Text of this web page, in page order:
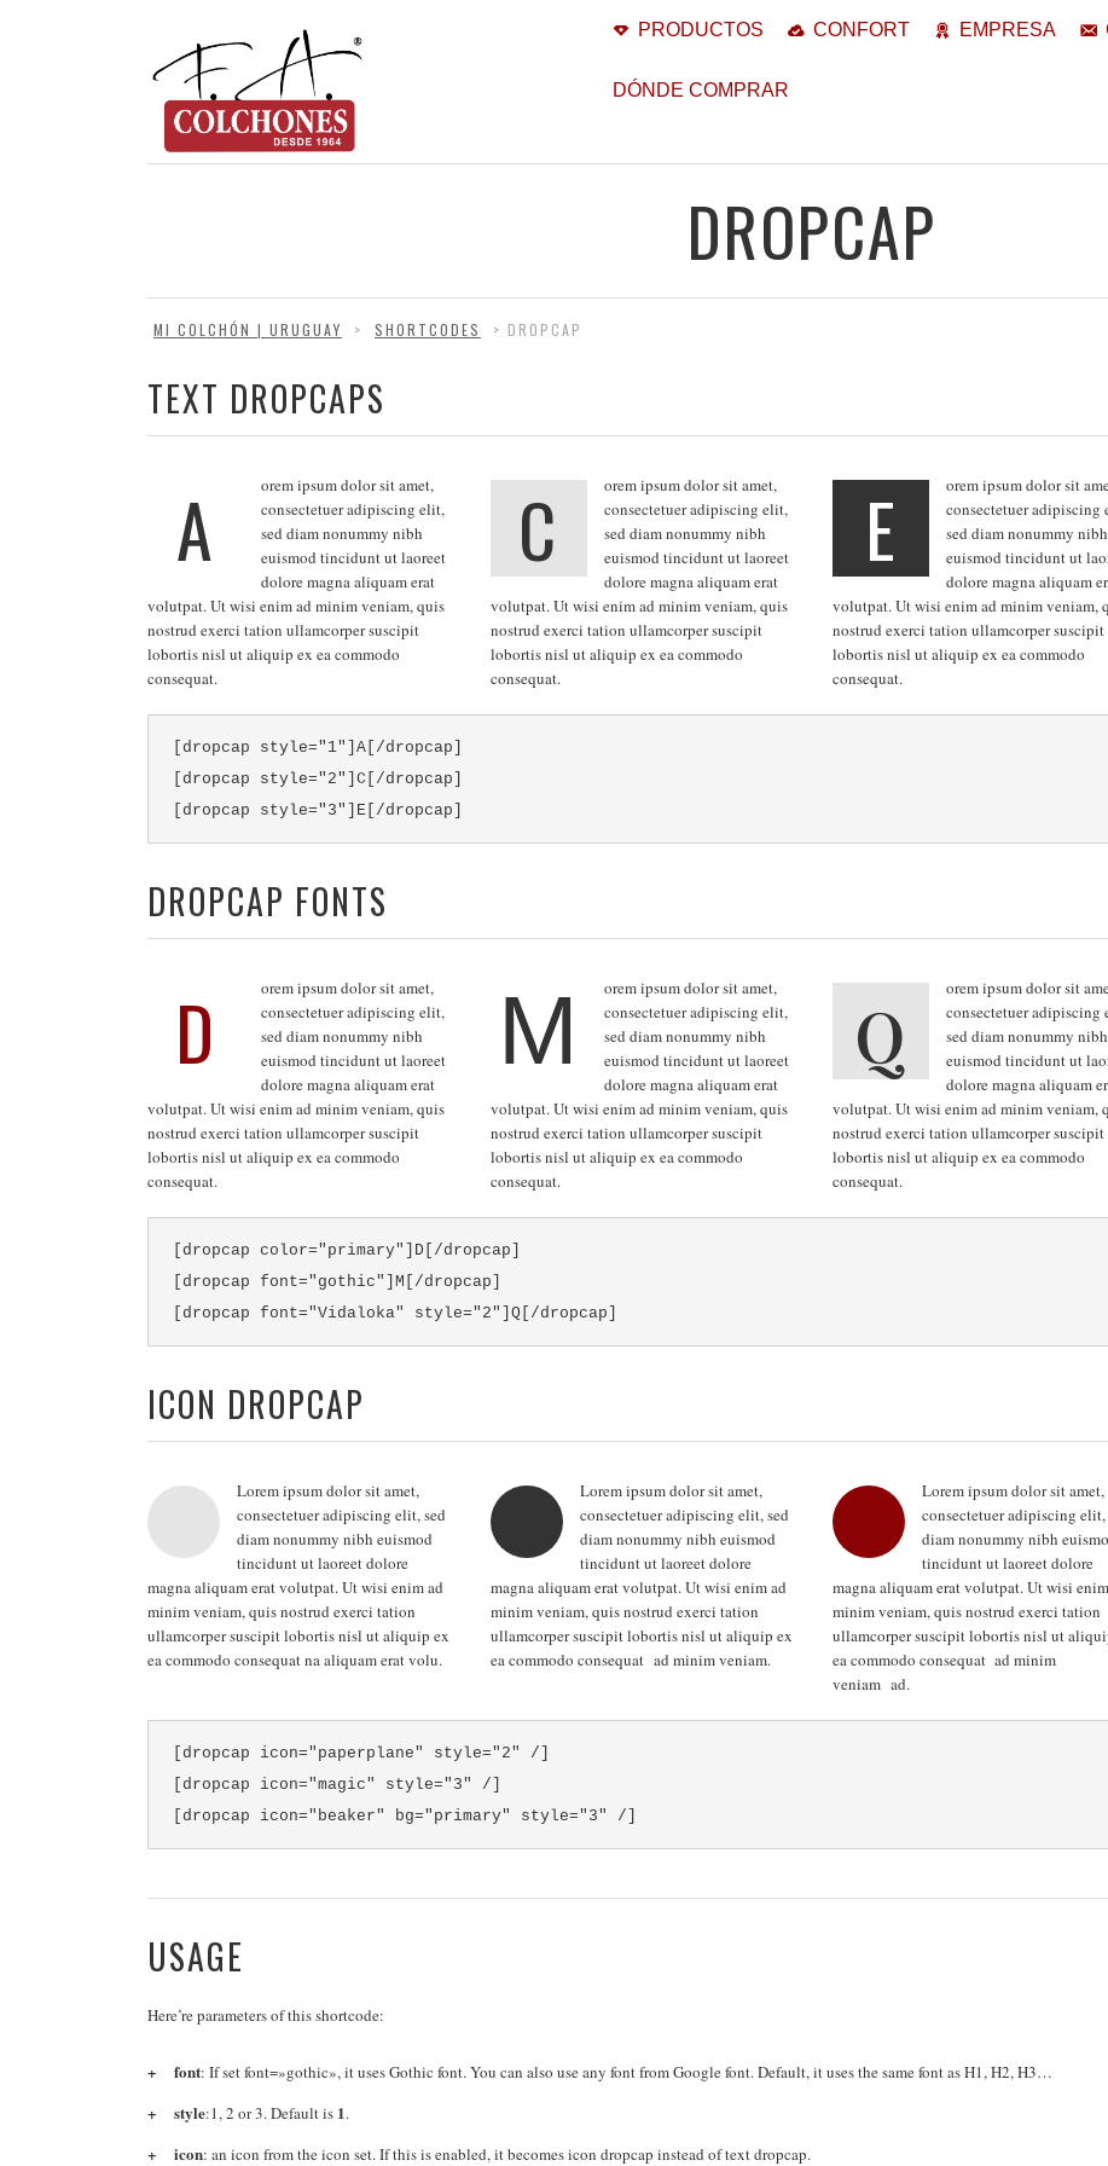
PRODUCTOS CONFORT EMPRESA
DÓNDE COMPRAR
DROPCAP
MI COLCHÓN | URUGUAY > SHORTCODES > DROPCAP
TEXT DROPCAPS
A
orem ipsum dolor sit amet,
consectetuer adipiscing elit,
sed diam nonummy nibh
euismod tincidunt ut laoreet
dolore magna aliquam erat
volutpat. Ut wisi enim ad minim veniam, quis
nostrud exerci tation ullamcorper suscipit
lobortis nisl ut aliquip ex ea commodo
consequat.
C
orem ipsum dolor sit amet,
consectetuer adipiscing elit,
sed diam nonummy nibh
euismod tincidunt ut laoreet
dolore magna aliquam erat
volutpat. Ut wisi enim ad minim veniam, quis
nostrud exerci tation ullamcorper suscipit
lobortis nisl ut aliquip ex ea commodo
consequat.
E
orem ipsum dolor sit
consectetuer adipiscing
sed diam nonummy nibh
euismod tincidunt ut
dolore magna aliquam
volutpat. Ut wisi enim ad minim veniam,
nostrud exerci tation ullamcorper suscipit
lobortis nisl ut aliquip ex ea commodo
consequat.
[dropcap style="1"]A[/dropcap]
[dropcap style="2"]C[/dropcap]
[dropcap style="3"]E[/dropcap]
DROPCAP FONTS
D
orem ipsum dolor sit amet,
consectetuer adipiscing elit,
sed diam nonummy nibh
euismod tincidunt ut laoreet
dolore magna aliquam erat
volutpat. Ut wisi enim ad minim veniam, quis
nostrud exerci tation ullamcorper suscipit
lobortis nisl ut aliquip ex ea commodo
consequat.
M
orem ipsum dolor sit amet,
consectetuer adipiscing elit,
sed diam nonummy nibh
euismod tincidunt ut laoreet
dolore magna aliquam erat
volutpat. Ut wisi enim ad minim veniam, quis
nostrud exerci tation ullamcorper suscipit
lobortis nisl ut aliquip ex ea commodo
consequat.
Q
orem ipsum dolor sit
consectetuer adipiscing
sed diam nonummy nibh
euismod tincidunt ut
dolore magna aliquam
volutpat. Ut wisi enim ad minim veniam,
nostrud exerci tation ullamcorper suscipit
lobortis nisl ut aliquip ex ea commodo
consequat.
[dropcap color="primary"]D[/dropcap]
[dropcap font="gothic"]M[/dropcap]
[dropcap font="Vidaloka" style="2"]Q[/dropcap]
ICON DROPCAP
Lorem ipsum dolor sit amet,
consectetuer adipiscing elit, sed
diam nonummy nibh euismod
tincidunt ut laoreet dolore
magna aliquam erat volutpat. Ut wisi enim ad
minim veniam, quis nostrud exerci tation
ullamcorper suscipit lobortis nisl ut aliquip ex
ea commodo consequat na aliquam erat volu.
Lorem ipsum dolor sit amet,
consectetuer adipiscing elit, sed
diam nonummy nibh euismod
tincidunt ut laoreet dolore
magna aliquam erat volutpat. Ut wisi enim ad
minim veniam, quis nostrud exerci tation
ullamcorper suscipit lobortis nisl ut aliquip ex
ea commodo consequat ad minim veniam.
Lorem ipsum dolor sit amet,
consectetuer adipiscing elit,
diam nonummy nibh
tincidunt ut laoreet dolore
magna aliquam erat volutpat. Ut wisi
minim veniam, quis nostrud exerci tation
ullamcorper suscipit lobortis nisl ut
ea commodo consequat ad minim
veniam ad.
[dropcap icon="paperplane" style="2" /]
[dropcap icon="magic" style="3" /]
[dropcap icon="beaker" bg="primary" style="3" /]
USAGE
Here’re parameters of this shortcode:
font: If set font=»gothic», it uses Gothic font. You can also use any font from Google font. Default, it uses the same font as H1, H2, H3…
style:1, 2 or 3. Default is 1.
icon: an icon from the icon set. If this is enabled, it becomes icon dropcap instead of text dropcap.